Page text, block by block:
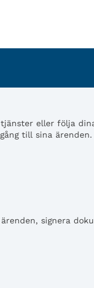
eller följa
till sina ärenden.
signera